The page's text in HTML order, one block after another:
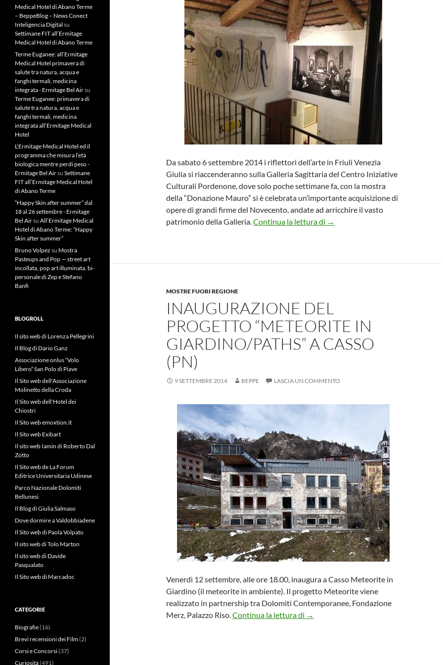
Da sabato 6 settembre 2014 i riflettori dell’arte in Friuli Venezia
Giulia si riaccenderanno sulla Galleria Sagittaria del Centro Iniziative
Culturali Pordenone, dove solo poche settimane fa, con la mostra
della “Donazione Mauro” si è celebrata un’importante acquisizione di
opere di grandi firme del Novecento, andate ad arricchire il vasto
patrimonio della Galleria.Continua la lettura di Mostra “LeWitt Bonalumi Boetti.
→
MOSTRE FUORI REGIONE
INAUGURAZIONE DEL
PROGETTO “METEORITE IN
GIARDINO/PATHS” A CASSO
(PN)
9 SETTEMBRE 2014 BEPPE LASCIA UN COMMENTO
Venerdì 12 settembre, alle ore 18.00, inaugura a Casso Meteorite in
Giardino (il meteorite in ambiente). Il progetto Meteorite viene
realizzato in partnership tra Dolomiti Contemporanee, Fondazione
Merz, Palazzo Riso.Continua la lettura di Inaugurazione del progetto “Meteorite
→
Medical Hotel di Abano Terme
– BeppeBlog – News Conect
Inteligencia Digital su
Settimane FIT all’Ermitage
Medical Hotel di Abano Terme
Terme Euganee: all’Ermitage
Medical Hotel primavera di
salute tra natura, acqua e
fanghi termali, medicina
integrata - Ermitage Bel Airsu
Terme Euganee: primavera di
salute tra natura, acqua e
fanghi termali, medicina
integrata all’Ermitage Medical
Hotel
L'Ermitage Medical Hotel ed il
programma che misura l’età
biologica mentre perdi peso -
Ermitage Bel Airsu Settimane
FIT all’Ermitage Medical Hotel
di Abano Terme
“Happy Skin after summer” dal
18 al 26 settembre - Ermitage
Bel Airsu All’Ermitage Medical
Hotel di Abano Terme: “Happy
Skin after summer”
Bruno Volpez su Mostra
Pasteups and Pop — street art
incollata, pop art illuminata, bi-
personale di Zep e Stefano
Banfi
BLOGROLL
Il sito web di Lorenza Pellegrini
Il Blog di Dario Ganz
Associazione onlus “Volo
Libero” San Polo di Piave
Il Sito web dell'Associazione
Molinetto della Croda
Il Sito web dell'Hotel dei
Chiostri
Il Sito web emoxtion.it
Il Sito web Exibart
Il sito web Iamin di Roberto Dal
Zotto
Il Sito web de La Forum
Editrice Universitaria Udinese
Parco Nazionale Dolomiti
Bellunesi
Il Blog di Giulia Salmaso
Dove dormire a Valdobbiadene
Il Sito web di Paola Volpato
Il sito web di Tolo Marton
Il sito web di Davide
Pasqualato
Il Sito web di Marcadoc
CATEGORIE
Biografie(16)
Brevi recensioni dei Film(2)
Corsi e Concorsi(37)
Curiosità(491)